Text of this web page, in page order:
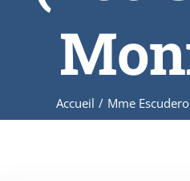
Accueil / Mme